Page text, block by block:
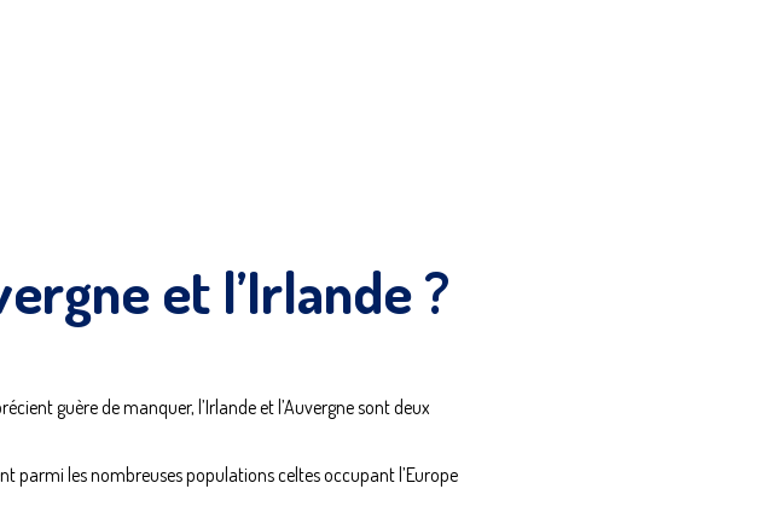
et l’Irlande ?
guère de manquer, l’Irlande et l’Auvergne sont deux
parmi les nombreuses populations celtes occupant l’Europe